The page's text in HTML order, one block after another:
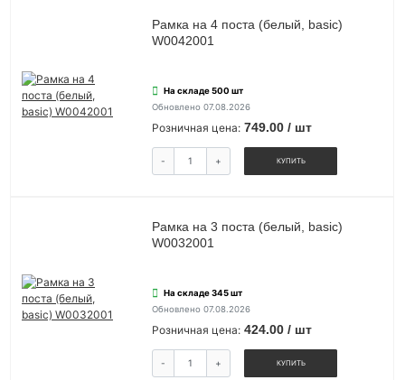
Рамка на 4 поста (белый, basic)
W0042001
На складе 500 шт
Обновлено 07.08.2026
Розничная цена: 749.00 / шт
- + КУПИТЬ
Рамка на 3 поста (белый, basic)
W0032001
На складе 345 шт
Обновлено 07.08.2026
Розничная цена: 424.00 / шт
- + КУПИТЬ